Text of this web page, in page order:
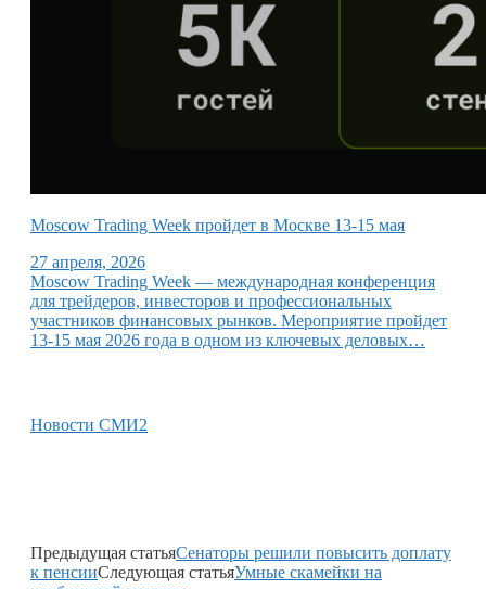
Moscow Trading Week пройдет в Москве 13-15 мая
27 апреля, 2026
Moscow Trading Week — международная конференция
для трейдеров, инвесторов и профессиональных
участников финансовых рынков. Мероприятие пройдет
13-15 мая 2026 года в одном из ключевых деловых…
Новости СМИ2
Предыдущая статьяСенаторы решили повысить доплату
к пенсииСледующая статьяУмные скамейки на